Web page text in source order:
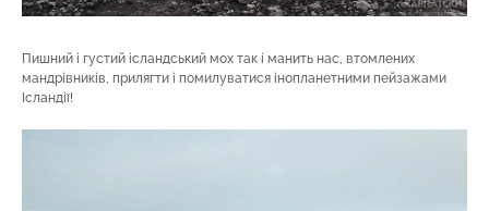
Пишний і густий ісландський мох так і манить нас, втомлених
мандрівників, прилягти і помилуватися інопланетними пейзажами
Ісландії!